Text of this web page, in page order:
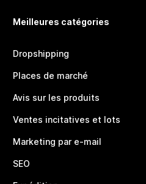
Meilleures catégories
Dropshipping
Places de marché
Avis sur les produits
Ventes incitatives et lots
Marketing par e-mail
SEO